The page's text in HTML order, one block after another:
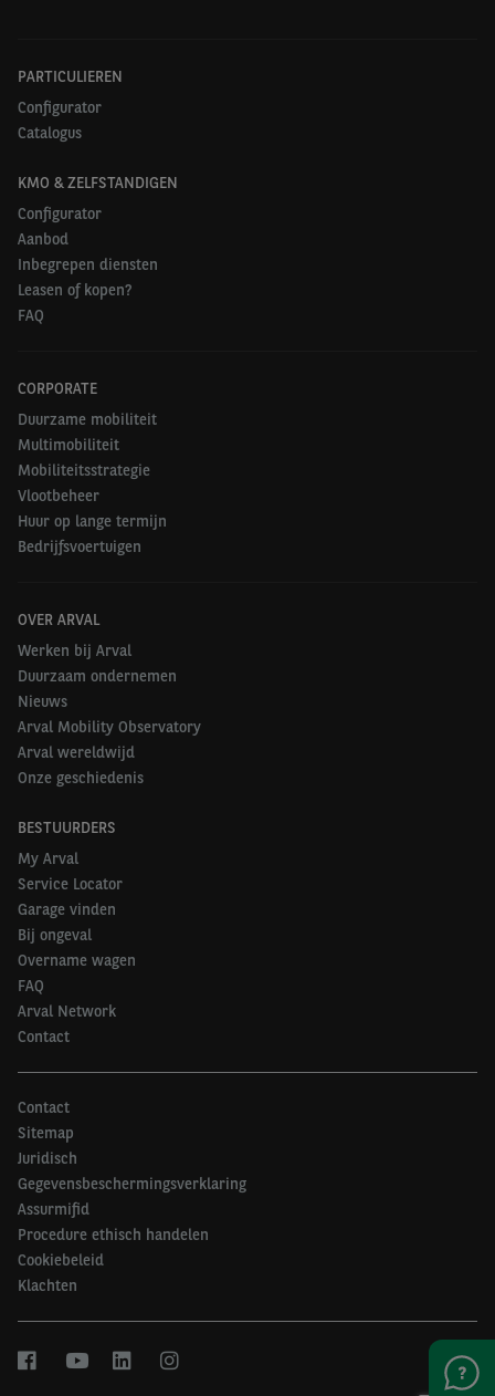
PARTICULIEREN
Configurator
Catalogus
KMO & ZELFSTANDIGEN
Configurator
Aanbod
Inbegrepen diensten
Leasen of kopen?
FAQ
CORPORATE
Duurzame mobiliteit
Multimobiliteit
Mobiliteitsstrategie
Vlootbeheer
Huur op lange termijn
Bedrijfsvoertuigen
OVER ARVAL
Werken bij Arval
Duurzaam ondernemen
Nieuws
Arval Mobility Observatory
Arval wereldwijd
Onze geschiedenis
BESTUURDERS
My Arval
Service Locator
Garage vinden
Bij ongeval
Overname wagen
FAQ
Arval Network
Contact
Contact
Sitemap
Juridisch
Gegevensbeschermingsverklaring
Assurmifid
Procedure ethisch handelen
Cookiebeleid
Klachten